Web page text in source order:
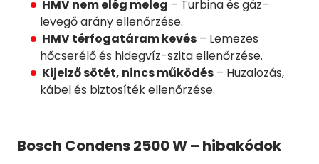
HMV nem elég meleg – Turbina és gáz–
levegő arány ellenőrzése.
HMV térfogatáram kevés – Lemezes
hőcserélő és hidegvíz-szita ellenőrzése.
Kijelző sötét, nincs működés – Huzalozás,
kábel és biztosíték ellenőrzése.
Bosch Condens 2500 W – hibakódok